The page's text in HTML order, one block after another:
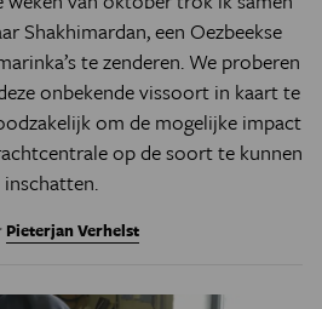
Shakhimardan, een Oezbeekse
te zenderen. We proberen
onbekende vissoort in kaart te
om de mogelijke impact
op de soort te kunnen
inschatten.
Pieterjan Verhelst